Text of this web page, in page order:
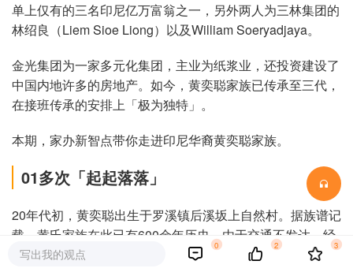
单上仅有的三名印尼亿万富翁之一，另外两人为三林集团的
林绍良（Liem Sioe Liong）以及William Soeryadjaya。
金光集团为一家多元化集团，主业为纸浆业，还投资建设了
中国内地许多的房地产。如今，黄奕聪家族已传承至三代，
在接班传承的安排上「极为独特」。
本期，家办新智点带你走进印尼华裔黄奕聪家族。
01多次「起起落落 」
20年代初，黄奕聪出生于罗溪镇后溪坂上自然村。据族谱记
载，黄氏家族在此已有600余年历史。由于交通不发达，经
济落后，为了谋生，黄奕聪的父亲黄则决定前往东南亚一带
写出我的观点
0 2 3